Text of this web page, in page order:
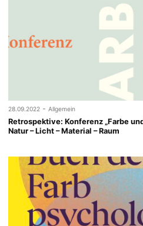
28.09.2022 - Allgemein
Retrospektive: Konferenz „Farbe
Natur – Licht – Material – Raum